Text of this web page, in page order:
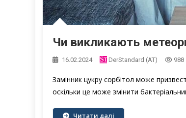
Чи викликають
16.02.2024 DerStandard (AT) 988
Замінник цукру сорбітол може
оскільки це може змінити
Читати далі